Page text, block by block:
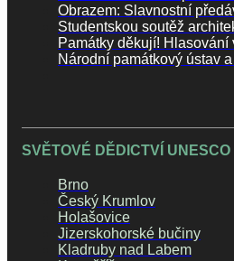
Obrazem: Slavnostní
Studentskou soutěž
Památky děkují! Hlasování
Národní památkový ústav
SVĚTOVÉ DĚDICTVÍ UNESCO
Brno
Český Krumlov
Holašovice
Jizerskohorské bučiny
Kladruby nad Labem